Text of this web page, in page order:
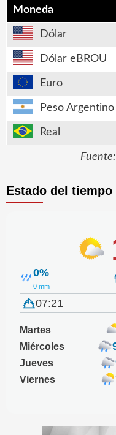
Moneda
Dólar
Dólar eBROU
Euro
Peso Argentino
Real
Estado del tiempo
0%
0 mm
07:21
Martes
Miércoles
Jueves
Viernes